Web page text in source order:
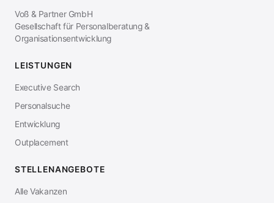
Voß & Partner GmbH
Gesellschaft für Personalberatung &
Organisationsentwicklung
LEISTUNGEN
Executive Search
Personalsuche
Entwicklung
Outplacement
STELLENANGEBOTE
Alle Vakanzen